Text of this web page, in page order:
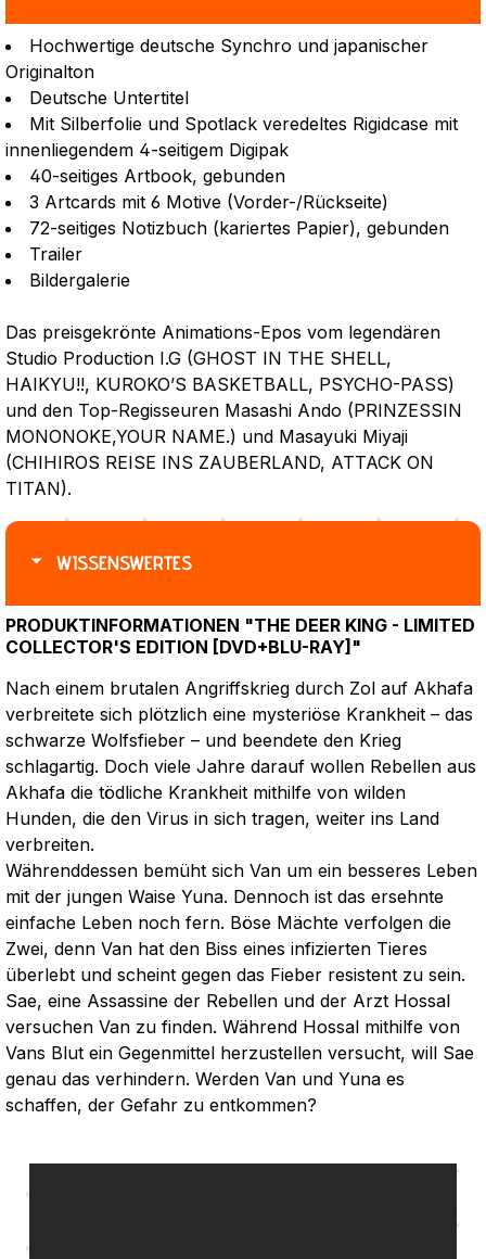
Hochwertige deutsche Synchro und japanischer
Originalton
Deutsche Untertitel
Mit Silberfolie und Spotlack veredeltes Rigidcase mit
innenliegendem 4-seitigem Digipak
40-seitiges Artbook, gebunden
3 Artcards mit 6 Motive (Vorder-/Rückseite)
72-seitiges Notizbuch (kariertes Papier), gebunden
Trailer
Bildergalerie
Das preisgekrönte Animations-Epos vom legendären
Studio Production I.G (GHOST IN THE SHELL,
HAIKYU!!, KUROKO’S BASKETBALL, PSYCHO-PASS)
und den Top-Regisseuren Masashi Ando (PRINZESSIN
MONONOKE,YOUR NAME.) und Masayuki Miyaji
(CHIHIROS REISE INS ZAUBERLAND, ATTACK ON
TITAN).
WISSENSWERTES
PRODUKTINFORMATIONEN "THE DEER KING - LIMITED
COLLECTOR'S EDITION [DVD+BLU-RAY]"
Nach einem brutalen Angriffskrieg durch Zol auf Akhafa
verbreitete sich plötzlich eine mysteriöse Krankheit – das
schwarze Wolfsfieber – und beendete den Krieg
schlagartig. Doch viele Jahre darauf wollen Rebellen aus
Akhafa die tödliche Krankheit mithilfe von wilden
Hunden, die den Virus in sich tragen, weiter ins Land
verbreiten.
Währenddessen bemüht sich Van um ein besseres Leben
mit der jungen Waise Yuna. Dennoch ist das ersehnte
einfache Leben noch fern. Böse Mächte verfolgen die
Zwei, denn Van hat den Biss eines infizierten Tieres
überlebt und scheint gegen das Fieber resistent zu sein.
Sae, eine Assassine der Rebellen und der Arzt Hossal
versuchen Van zu finden. Während Hossal mithilfe von
Vans Blut ein Gegenmittel herzustellen versucht, will Sae
genau das verhindern. Werden Van und Yuna es
schaffen, der Gefahr zu entkommen?